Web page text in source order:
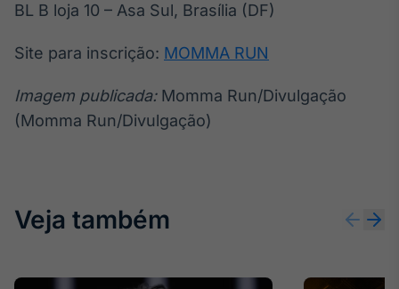
Gestão de
Em breve
BL B loja 10 – Asa Sul, Brasília (DF)
Site para inscrição: MOMMA RUN
Imagem publicada:Momma Run/Divulgação
(Momma Run/Divulgação)
Veja também